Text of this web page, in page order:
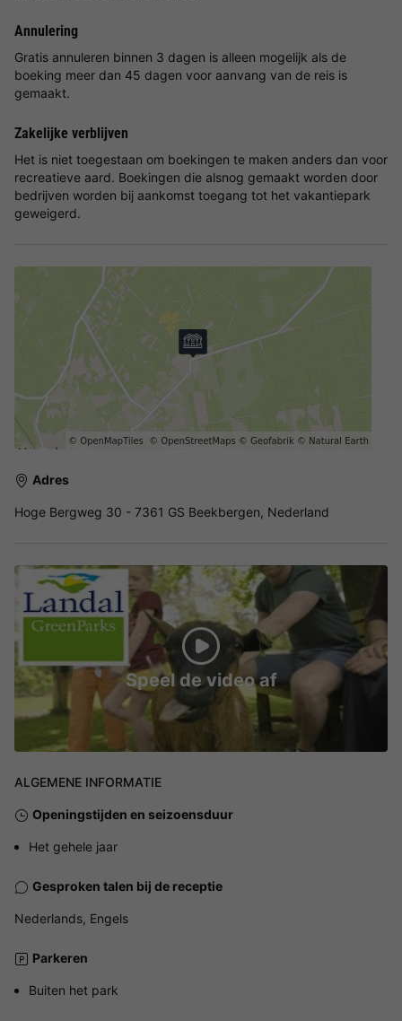
Annulering
Gratis annuleren binnen 3 dagen is alleen mogelijk als de
boeking meer dan 45 dagen voor aanvang van de reis is
gemaakt.
Zakelijke verblijven
Het is niet toegestaan om boekingen te maken anders dan voor
recreatieve aard. Boekingen die alsnog gemaakt worden door
bedrijven worden bij aankomst toegang tot het vakantiepark
geweigerd.
Adres
Hoge Bergweg 30 - 7361 GS Beekbergen, Nederland
Speel de video af
ALGEMENE INFORMATIE
Openingstijden en seizoensduur
Het gehele jaar
Gesproken talen bij de receptie
Nederlands, Engels
Parkeren
Buiten het park